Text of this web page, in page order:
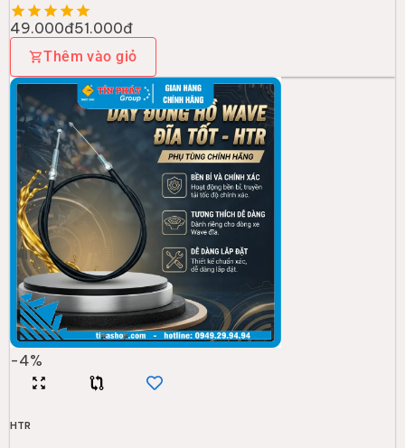
49.000đ51.000đ
Thêm vào giỏ
-4%
HTR